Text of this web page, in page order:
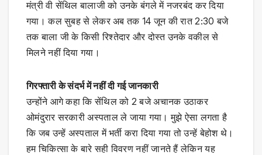
मंत्री वी सेंथिल बालाजी को उनके बंगले में नजरबंद कर दिया
गया। कल सुबह से लेकर अब तक 14 जून की रात 2:30 बजे
तक बाला जी के किसी रिश्तेदार और दोस्त उनके वकील से
मिलने नहीं दिया गया।
गिरफ्तारी के संदर्भ में नहीं दी गई जानकारी
उन्होंने आगे कहा कि सेंथिल को 2 बजे अचानक उठाकर
ओमंदुरार सरकारी अस्पताल ले जाया गया। मुझे ऐसा लगता है
कि जब उन्हें अस्पताल में भर्ती करा दिया गया तो उन्हें बेहोश थे।
हम चिकित्सा के बारे सही विवरण नहीं जानते हैं लेकिन यह